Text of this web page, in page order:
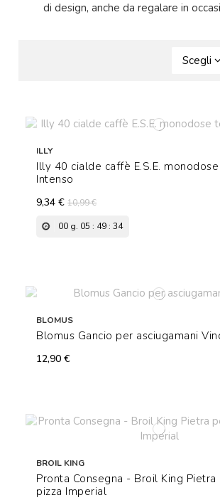
di design, anche da regalare in
Scegli
ILLY
Illy 40 cialde caffè E.S.E.
Intenso
9,34 €10,99 €
00g. 05 : 49: 33
BLOMUS
Blomus Gancio per asciugamani
12,90 €
BROIL KING
Pronta Consegna - Broil King
pizza Imperial